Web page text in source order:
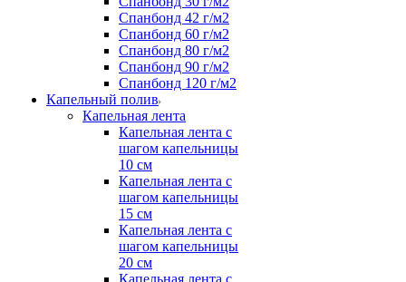
Спанбонд 42 г/м2
Спанбонд 60 г/м2
Спанбонд 80 г/м2
Спанбонд 90 г/м2
Спанбонд 120 г/м2
Капельный полив
Капельная лента
Капельная лента с
шагом капельницы
10 см
Капельная лента с
шагом капельницы
15 см
Капельная лента с
шагом капельницы
20 см
Капельная лента с